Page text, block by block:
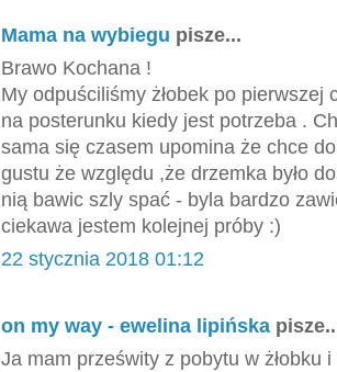
Mama na wybiegu pisze...
Brawo Kochana !
My odpuściliśmy żłobek po
na posterunku kiedy jest potrzeba .
sama się czasem upomina że chce
gustu że względu ,że drzemka było
nią bawic szly spać - byla bardzo
ciekawa jestem kolejnej próby :)
22 stycznia 2018 01:12
on my way - ewelina lipińska
Ja mam prześwity z pobytu w żłobku